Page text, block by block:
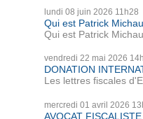
lundi 08 juin 2026 11h28
Qui est Patrick
Qui est Patrick
vendredi 22 mai 2026
DONATION
Les lettres fiscales
mercredi 01 avril 2026
AVOCAT